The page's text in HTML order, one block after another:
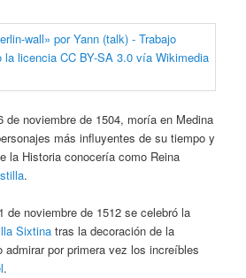
de noviembre de 1504, moría en Medina
más influyentes de su tiempo y
la Historia conocería como Reina
.
de noviembre de 1512 se celebró la
Sixtina tras la decoración de la
admirar por primera vez los increíbles
.